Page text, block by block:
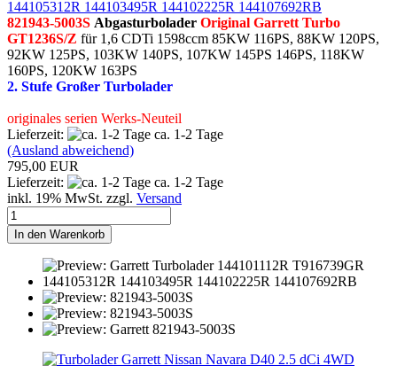
144105312R 144103495R 144102225R 144107692RB
821943-5003S Abgasturbolader Original Garrett Turbo
GT1236S/Z für 1,6 CDTi 1598ccm 85KW 116PS, 88KW 120PS,
92KW 125PS, 103KW 140PS, 107KW 145PS 146PS, 118KW
160PS, 120KW 163PS
2. Stufe Großer Turbolader
originales serien Werks-Neuteil
Lieferzeit:
ca. 1-2 Tage
(Ausland abweichend)
795,00 EUR
Lieferzeit:
ca. 1-2 Tage
inkl. 19% MwSt. zzgl. Versand
In den Warenkorb